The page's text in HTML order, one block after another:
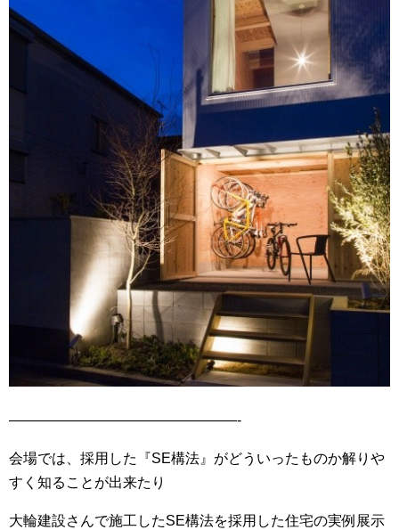
————————————————-
会場では、採用した『SE構法』がどういったものか解りや
すく知ることが出来たり
大輪建設さんで施工したSE構法を採用した住宅の実例展示